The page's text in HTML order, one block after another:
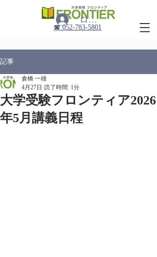
​☎︎ 052-783-5801
ログイン
記事
大学受験フロンティア2026
年5月講義日程
倉橋 一雄
4月27日 読了時間: 1分